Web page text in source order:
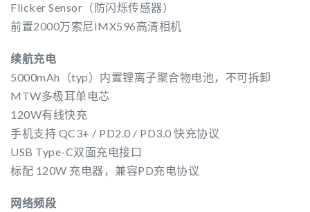
Flicker Sensor（防闪烁传感器）
前置2000万索尼IMX596高清相机
续航充电
5000mAh（typ）内置锂离子聚合物电池，不可拆卸
MTW多极耳单电芯
120W有线快充
手机支持 QC3+ / PD2.0 / PD3.0 快充协议
USB Type-C双面充电接口
标配 120W 充电器，兼容PD充电协议
网络频段